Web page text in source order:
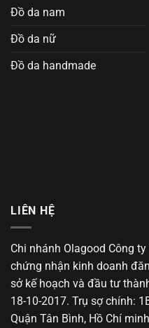
Đồ da nam
Đồ da nữ
Đồ da handmade
LIÊN HỆ
Chi nhánh Olagood Công
chứng nhận kinh doanh
sở kế hoạch và đầu tư
18-10-2017. Trụ sợ chính:
Quận Tân Bình, Hồ Chí